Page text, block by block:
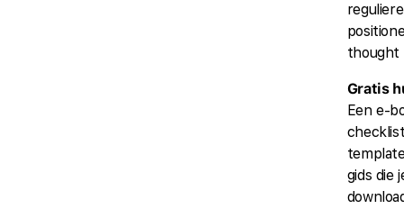
thought
Gratis
Een e-
gids die